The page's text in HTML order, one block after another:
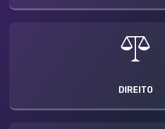
DIREITO